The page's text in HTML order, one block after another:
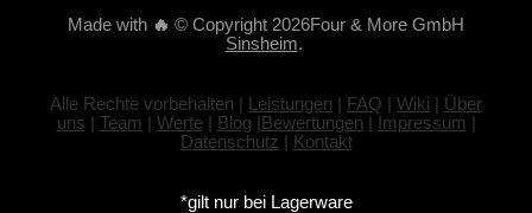
Made with 🔥 © Copyright 2026Four & More GmbH
Sinsheim.
Alle Rechte vorbehalten | Leistungen | FAQ | Wiki | Über
uns | Team | Werte| Blog |Bewertungen | Impressum |
Datenschutz | Kontakt
*gilt nur bei Lagerware